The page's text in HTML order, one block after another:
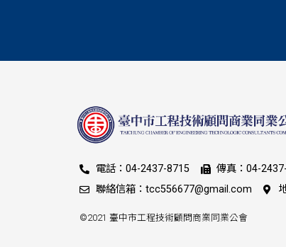
電話：04-2437-8715
傳真：04-
聯絡信箱：tcc556677@gmail.com
©2021 臺中市工程技術顧問商業同業公會